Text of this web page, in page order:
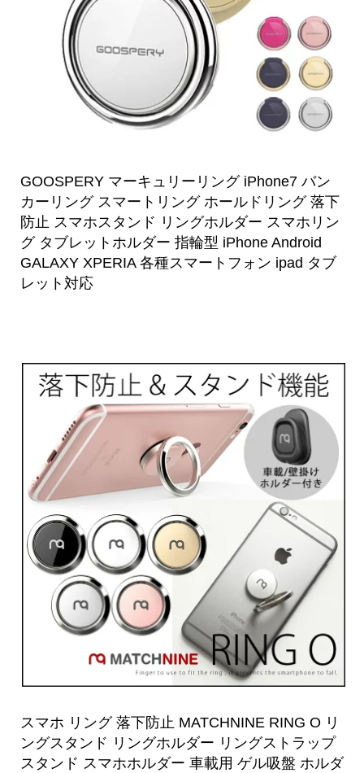
GOOSPERY マーキュリーリング iPhone7 バン
カーリング スマートリング ホールドリング 落下
防止 スマホスタンド リングホルダー スマホリン
グ タブレットホルダー 指輪型 iPhone Android
GALAXY XPERIA 各種スマートフォン ipad タブ
レット対応
スマホ リング 落下防止 MATCHNINE RING O リ
ングスタンド リングホルダー リングストラップ
スタンド スマホホルダー 車載用 ゲル吸盤 ホルダ